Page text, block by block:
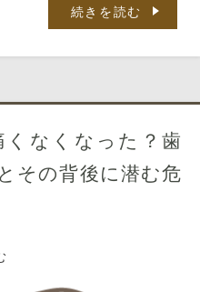
続きを読む
なくなった？歯
その背後に潜む危